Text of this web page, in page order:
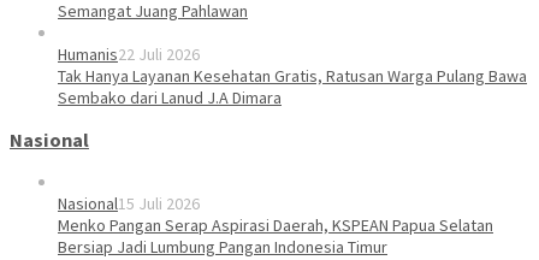
Semangat Juang Pahlawan
Humanis22 Juli 2026
Tak Hanya Layanan Kesehatan Gratis, Ratusan Warga Pulang Bawa
Sembako dari Lanud J.A Dimara
Nasional
Nasional15 Juli 2026
Menko Pangan Serap Aspirasi Daerah, KSPEAN Papua Selatan
Bersiap Jadi Lumbung Pangan Indonesia Timur